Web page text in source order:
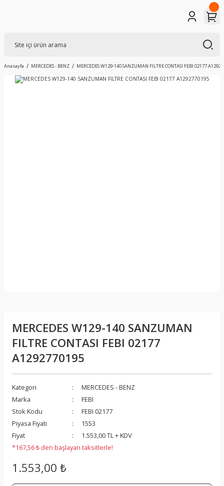
Anasayfa MERCEDES - BENZ MERCEDES W129-140 SANZUMAN FILTRE CONTASI FEBI 02177
MERCEDES W129-140 SANZUMAN
FILTRE CONTASI FEBI 02177
A1292770195
Kategori
MERCEDES - BENZ
Marka
FEBI
Stok Kodu
FEBI 02177
Piyasa Fiyatı
1553
Fiyat
1.553,00 TL + KDV
*167,56 ₺ den başlayan taksitlerle!
1.553,00 ₺